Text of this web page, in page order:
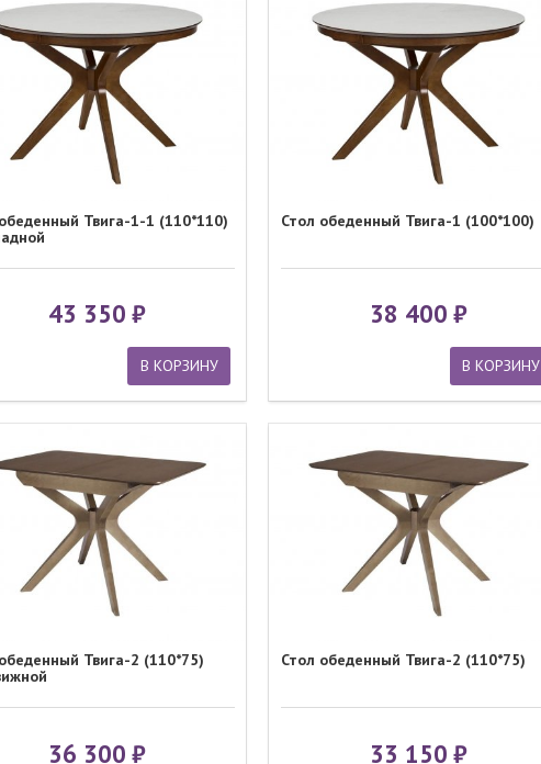
Твига-1-1 (110*110)
43 350
В КОРЗИНУ
Стол обеденный Твига-1 (100*100)
38 400
В КОРЗИНУ
Твига-2 (110*75)
36 300
Стол обеденный Твига-2 (110*75)
33 150